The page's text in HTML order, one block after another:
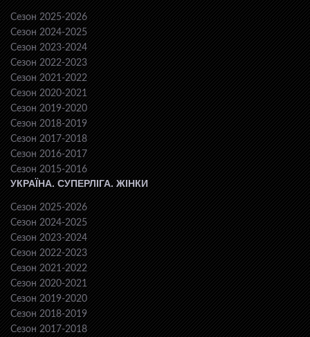
Сезон 2025-2026
Сезон 2024-2025
Сезон 2023-2024
Сезон 2022-2023
Сезон 2021-2022
Сезон 2020-2021
Сезон 2019-2020
Сезон 2018-2019
Сезон 2017-2018
Сезон 2016-2017
Сезон 2015-2016
УКРАЇНА. СУПЕРЛІГА. ЖІНКИ
Сезон 2025-2026
Сезон 2024-2025
Сезон 2023-2024
Сезон 2022-2023
Сезон 2021-2022
Сезон 2020-2021
Сезон 2019-2020
Сезон 2018-2019
Сезон 2017-2018